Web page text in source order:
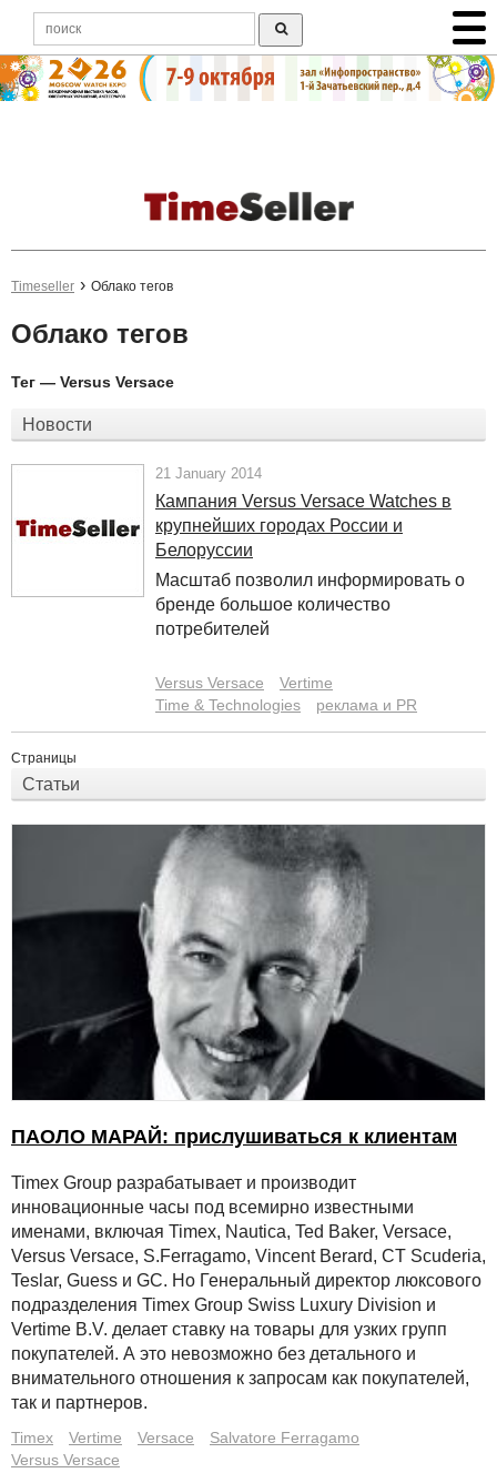
Timeseller Облако тегов
Облако тегов
Тег — Versus Versace
Новости
21 January 2014
Кампания Versus Versace Watches в
крупнейших городах России и
Белоруссии
Масштаб позволил информировать о
бренде большое количество
потребителей
Versus Versace
Vertime
Time & Technologies
реклама и PR
Страницы
Статьи
ПАОЛО МАРАЙ: прислушиваться к клиентам
Timex Group разрабатывает и производит
инновационные часы под всемирно известными
именами, включая Timex, Nautica, Ted Baker, Versace,
Versus Versace, S.Ferragamo, Vincent Berard, CT Scuderia,
Teslar, Guess и GC. Но Генеральный директор люксового
подразделения Timex Group Swiss Luxury Division и
Vertime B.V. делает ставку на товары для узких групп
покупателей. А это невозможно без детального и
внимательного отношения к запросам как покупателей,
так и партнеров.
Timex Vertime Versace
Salvatore Ferragamo
Versus Versace